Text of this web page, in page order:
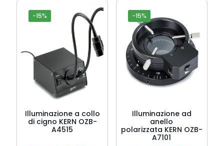
-15%
Illuminazione a collo
di cigno KERN OZB-
A4515
-15%
Illuminazione ad
anello
polarizzata KERN OZB-
A7101